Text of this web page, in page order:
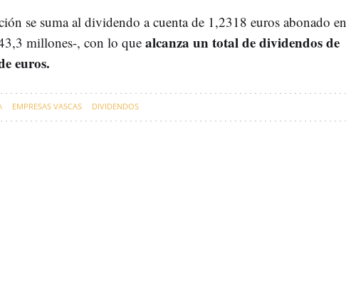
se suma al dividendo a cuenta de 1,2318 euros abonado en
millones-, con lo quealcanza un total de dividendos de
euros.
EMPRESAS VASCAS DIVIDENDOS